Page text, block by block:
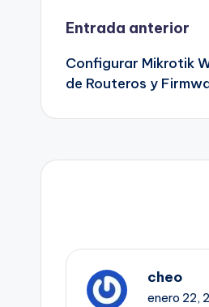
de
entradas
Entrada anterior
Configurar Mikrotik
de Routeros y
cheo
enero 22,